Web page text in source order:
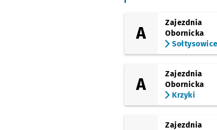
Krzemieniecka
Stanisławowska (W.k.
Formaty)
Muchobór Wielki
A
Zajezdnia
Obornicka
Sołtysowice
A
Zajezdnia
Obornicka
Krzyki
Zajezdnia